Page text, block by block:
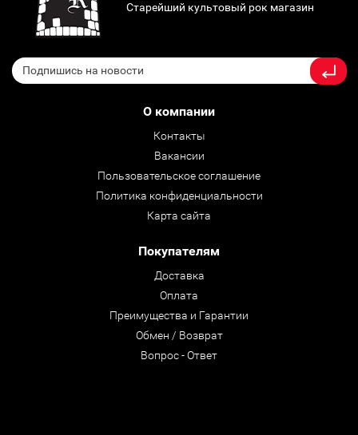
Старейший культовый рок магазин
О компании
Контакты
Вакансии
Пользовательское соглашение
Политика конфиденциальности
Карта сайта
Покупателям
Доставка
Оплата
Преимущества и Гарантии
Обмен / Возврат
Вопрос - Ответ